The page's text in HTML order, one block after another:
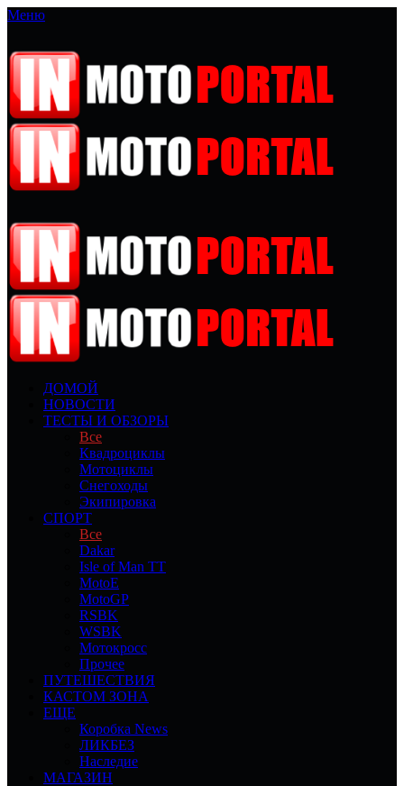
Меню
ДОМОЙ
НОВОСТИ
ТЕСТЫ И ОБЗОРЫ
Все
Квадроциклы
Мотоциклы
Снегоходы
Экипировка
СПОРТ
Все
Dakar
Isle of Man TT
MotoE
MotoGP
RSBK
WSBK
Мотокросс
Прочее
ПУТЕШЕСТВИЯ
КАСТОМ ЗОНА
ЕЩЕ
Коробка News
ЛИКБЕЗ
Наследие
МАГАЗИН